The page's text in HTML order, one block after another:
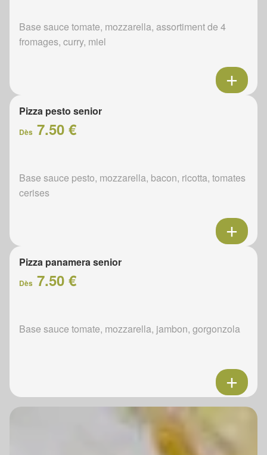
Base sauce tomate, mozzarella, assortiment de 4
fromages, curry, miel
Pizza pesto senior
Dès 7.50 €
Base sauce pesto, mozzarella, bacon, ricotta, tomates
cerises
Pizza panamera senior
Dès 7.50 €
Base sauce tomate, mozzarella, jambon, gorgonzola